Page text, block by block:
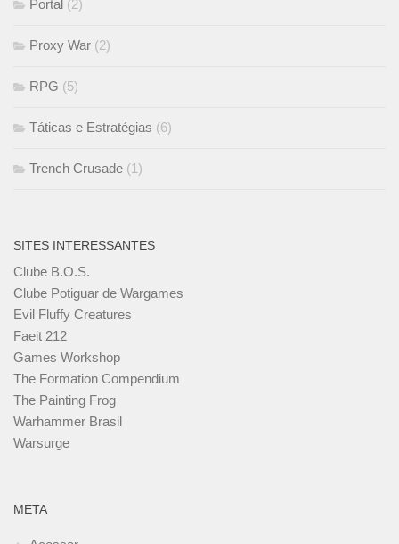
Portal (2)
Proxy War (2)
RPG (5)
Táticas e Estratégias (6)
Trench Crusade (1)
SITES INTERESSANTES
Clube B.O.S.
Clube Potiguar de Wargames
Evil Fluffy Creatures
Faeit 212
Games Workshop
The Formation Compendium
The Painting Frog
Warhammer Brasil
Warsurge
META